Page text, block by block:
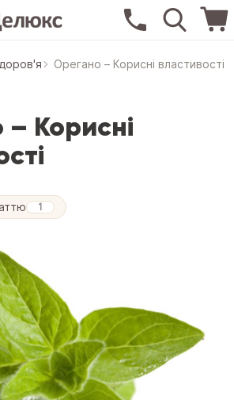
Орегано – Корисні властивості
Корисні
1